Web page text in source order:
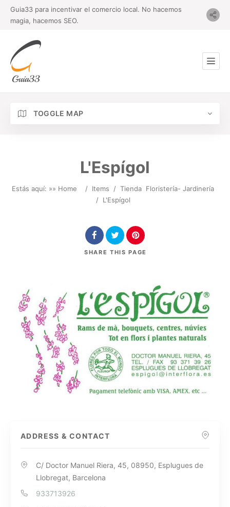
Guia33 para incentivar el comercio local. No hacemos
magia, hacemos SEO.
TOGGLE MAP
L'Espígol
Estás aquí: »» Home / Items / Tienda Floristería- Jardinería
/ L'Espígol
SHARE THIS PAGE
ADDRESS & CONTACT
C/ Doctor Manuel Riera, 45, 08950, Esplugues de
Llobregat, Barcelona
933713926